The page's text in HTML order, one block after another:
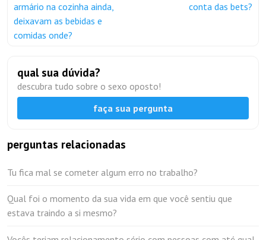
armário na cozinha ainda,
deixavam as bebidas e
comidas onde?
conta das bets?
qual sua dúvida?
descubra tudo sobre o sexo oposto!
faça sua pergunta
perguntas relacionadas
Tu fica mal se cometer algum erro no trabalho?
Qual foi o momento da sua vida em que você sentiu que
estava traindo a si mesmo?